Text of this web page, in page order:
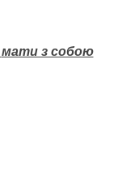
мати з собою